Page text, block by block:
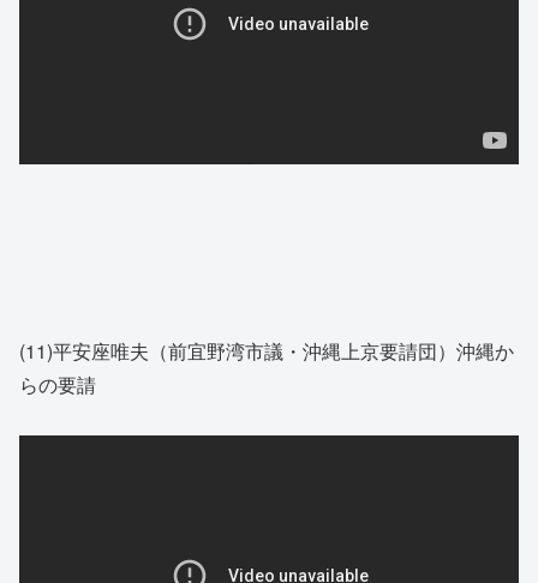
(11)平安座唯夫（前宜野湾市議・沖縄上京要請団）沖縄か
らの要請